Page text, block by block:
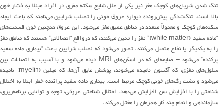
تنگ شدنشریانهایکوچک مغز نیز یکی از علل شایع سکته مغزی در افراد مبتلا به فشار خون
بالا است.تنگ‌شدگی پیشروندهدیواره عروق خونی را تصلب شرایینمینامند کهباعث ایجاد
سکتههایکوچک و معمولاً متعدد در مناطق عمیق مغزمیشود. این عروق همچنین خونقسمت‌های
“ماده سفید(white matter)” مغزرا تامینمیکنند، کهدرواقع“اتصالاتی”هستند که مناطق مغز
را به یکدیگر یا نخاع متصل میکنند. تصورمیشودکه تصلب شرایین باعث “بیماری ماده سفید
پرکنده” میشود – ضایعه‌ای که در اسکنهای MRI دیده می‌شود و با آسیب به اتصالات بین
سلول‌های مغزی، کهآکسون ‌ نامیده می‌شوند، پوشش عایقآنها،که میلین(myelin)
نامیده
می‌شود و نشترگهایخونی کوچکمرتبط است.بیماری ماده سفیدپراکندهخطر ابتلا به اختلال
شناختی را با افزایش سن افزایشمیدهد. اختلال شناختی عروقی،توجه و تواناییبرنامهریزی،
سازماندهی و انجام چند کارهمزمانرا مختلمی‌کند.